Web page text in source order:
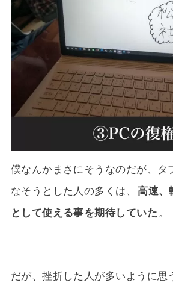
僕なんかまさにそうなのだが、タ
なそうとした人の多くは、 高速、
として使える事を期待していた 。
だが、挫折した人が多いように思